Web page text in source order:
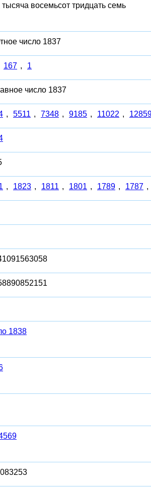
восемьсот тридцать семь
число 1837
167 , 1
число 1837
, 5511 , 7348 , 9185 , 11022 ,
, 1823 , 1811 , 1801 , 1789 , 1787 ,
1838